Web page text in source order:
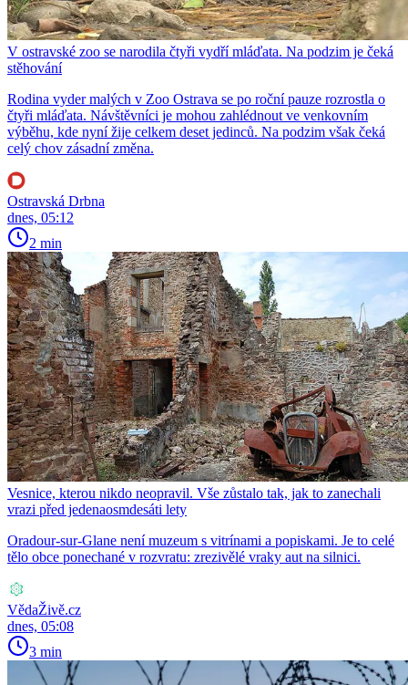
V ostravské zoo se narodila čtyři vydří mláďata. Na podzim je čeká
stěhování
Rodina vyder malých v Zoo Ostrava se po roční pauze rozrostla o
čtyři mláďata. Návštěvníci je mohou zahlédnout ve venkovním
výběhu, kde nyní žije celkem deset jedinců. Na podzim však čeká
celý chov zásadní změna.
Ostravská Drbna
dnes, 05:12
2 min
Vesnice, kterou nikdo neopravil. Vše zůstalo tak, jak to zanechali
vrazi před jedenaosmdesáti lety
Oradour-sur-Glane není muzeum s vitrínami a popiskami. Je to celé
tělo obce ponechané v rozvratu: zrezivělé vraky aut na silnici.
VědaŽivě.cz
dnes, 05:08
3 min